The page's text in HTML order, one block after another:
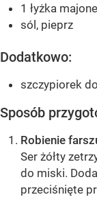
1 łyżka
sól, pieprz
Dodatkowo:
szczypiorek
Sposób
Robienie
Ser żółty
do miski.
przeciśnięte